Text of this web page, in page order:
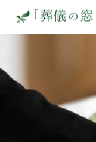
ミロクセンタ